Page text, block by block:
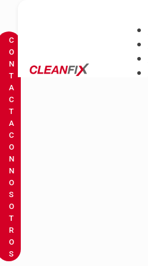
C
O
N
T
A
C
T
A
C
O
N
N
O
S
O
T
R
O
S